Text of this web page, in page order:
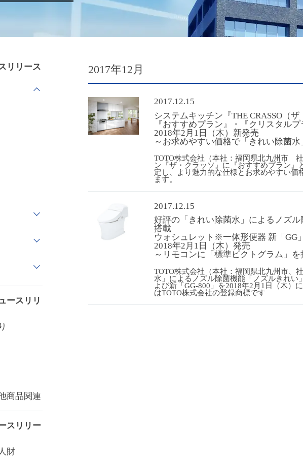
2017年12月
2017.12.15
システムキッチン『THE CRASSO（
『おすすめプラン』・『クリスタル
2018年2月1日（木）新発売
～お求めやすい価格で「きれい除菌
TOTO株式会社（本社：福岡県北九州市
ン『ザ・クラッソ』に『おすすめプラン
定し、より魅力的な仕様とお求めやすい価
ます。
2017.12.15
好評の「きれい除菌水」によるノズ
搭載
ウォシュレット ※一体形便器 新「GG
2018年2月1日（木）発売
～リモコンに「標準ピクトグラム」
TOTO株式会社（本社：福岡県北九州市、
水」によるノズル除菌機能「ノズルきれい
よび新「GG-800」を2018年2月1日（木）
はTOTO株式会社の登録商標です
リリース
ースリリ
商品関連
スリリー
財